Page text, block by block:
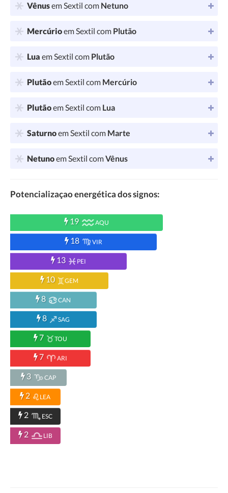
Vênusem Sextil com Netuno
Mercúrioem Sextil com Plutão
Lua em Sextil com Plutão
Plutãoem Sextil com Mercúrio
Plutãoem Sextil com Lua
Saturnoem Sextil com Marte
Netunoem Sextil comVênus
Potencializaçao energética dos signos:
19 AQU
18 VIR
13 PEI
10 GEM
8 CAN
8 SAG
7 TOU
7 ARI
3 CAP
2 LEA
2 ESC
2 LIB